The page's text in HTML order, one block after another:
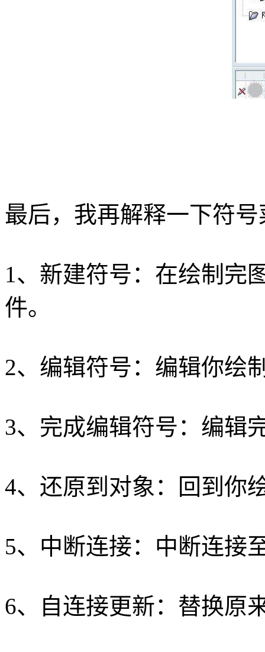
最后，我再解释一下符
1、新建符号：在绘制完
件。
2、编辑符号：编辑你绘
3、完成编辑符号：编辑
4、还原到对象：回到你
5、中断连接：中断连接
6、自连接更新：替换原